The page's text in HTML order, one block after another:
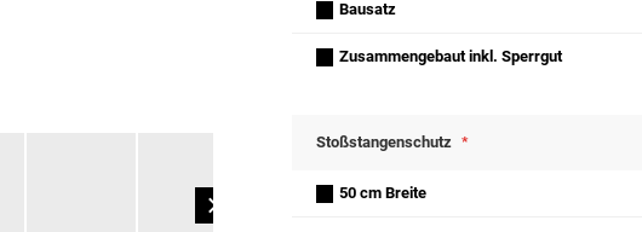
Bausatz
Zusammengebaut inkl. Sperrgut
Stoßstangenschutz
50 cm Breite